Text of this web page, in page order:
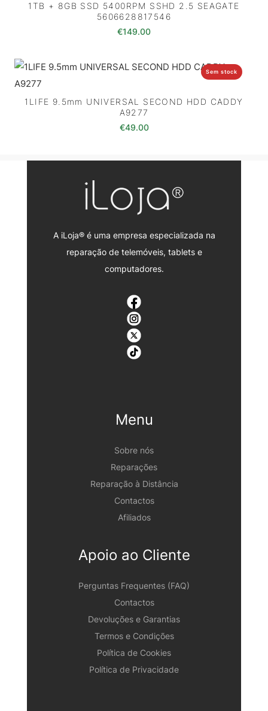
1TB + 8GB SSD 5400RPM SSHD 2.5 SEAGATE
5606628817546
€149.00
Sem stock
1LIFE 9.5mm UNIVERSAL SECOND HDD CADDY
A9277
€49.00
A iLoja® é uma empresa especializada na
reparação de telemóveis, tablets e
computadores.
Menu
Sobre nós
Reparações
Reparação à Distância
Contactos
Afiliados
Apoio ao Cliente
Perguntas Frequentes (FAQ)
Contactos
Devoluções e Garantias
Termos e Condições
Política de Cookies
Política de Privacidade